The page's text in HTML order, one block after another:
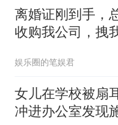
离婚证刚到手，
收购我公司，拽
娱乐圈的笔娱君
女儿在学校被扇
冲进办公室发现